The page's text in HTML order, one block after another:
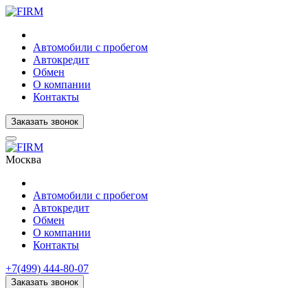
Автомобили с пробегом
Автокредит
Обмен
О компании
Контакты
Заказать звонок
Москва
Автомобили с пробегом
Автокредит
Обмен
О компании
Контакты
+7(499) 444-80-07
Заказать звонок